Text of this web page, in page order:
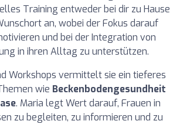
Training entweder bei dir zu Hause
an, wobei der Fokus darauf
und bei der Integration von
in ihren Alltag zu unterstützen.
Workshops vermittelt sie ein tieferes
wie Beckenbodengesundheit
. Maria legt Wert darauf, Frauen in
zu begleiten, zu informieren und zu